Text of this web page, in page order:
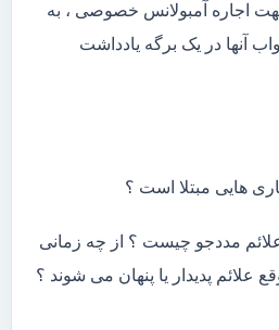
اجاره آمبولانس خصوصی ، به
آنها در یک برگه یادداشت
هایی مبتلا است ؟
علائم مددجو چیست ؟ از چه زمانی
علائم پدیدار یا پنهان می شوند ؟